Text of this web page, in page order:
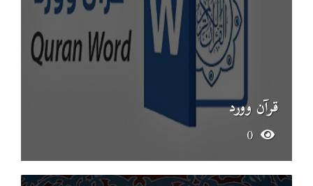
قرآن وورد
0